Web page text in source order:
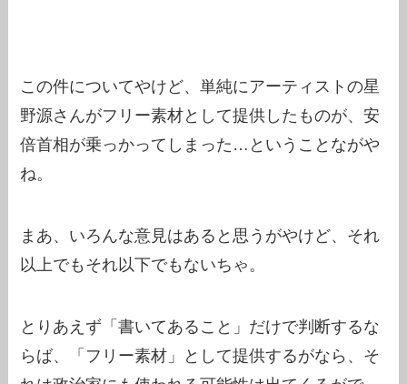
この件についてやけど、単純にアーティストの星
野源さんがフリー素材として提供したものが、安
倍首相が乗っかってしまった…ということながや
ね。
まあ、いろんな意見はあると思うがやけど、それ
以上でもそれ以下でもないちゃ。
とりあえず「書いてあること」だけで判断するな
らば、「フリー素材」として提供するがなら、そ